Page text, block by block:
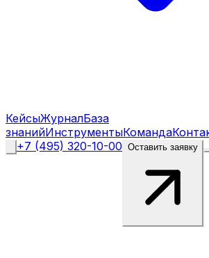
КейсыЖурналБаза
знанийИнструментыКоманда
+7 (495) 320-10-00 Оставить заявку